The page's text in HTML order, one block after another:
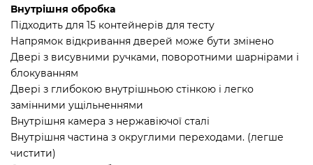
Внутрішня обробка
Підходить для 15 контейнерів для тесту
Напрямок відкривання дверей може бути змінено
Двері з висувними ручками, поворотними шарнірами і
блокуванням
Двері з глибокою внутрішньою стінкою і легко
замінними ущільненнями
Внутрішня камера з нержавіючої сталі
Внутрішня частина з округлими переходами. (легше
чистити)